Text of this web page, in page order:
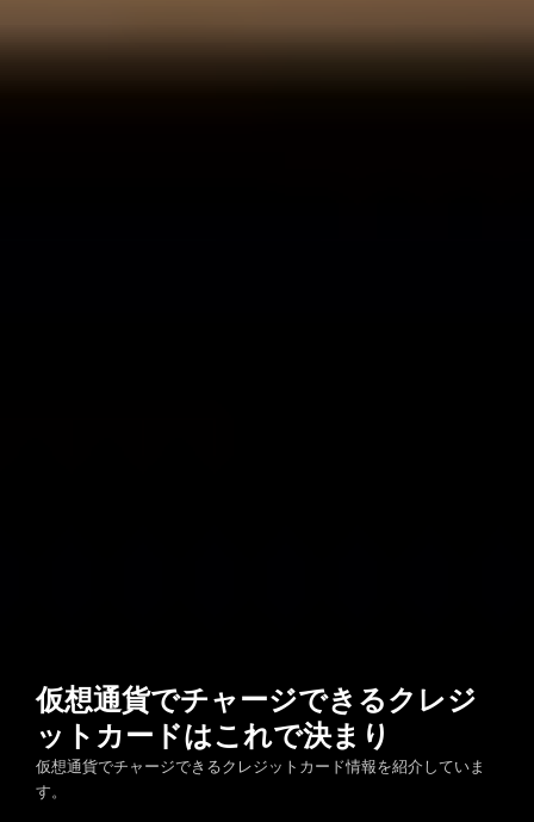
仮想通貨でチャージできるクレジ
ットカードはこれで決まり
仮想通貨でチャージできるクレジットカード情報を紹介していま
す。